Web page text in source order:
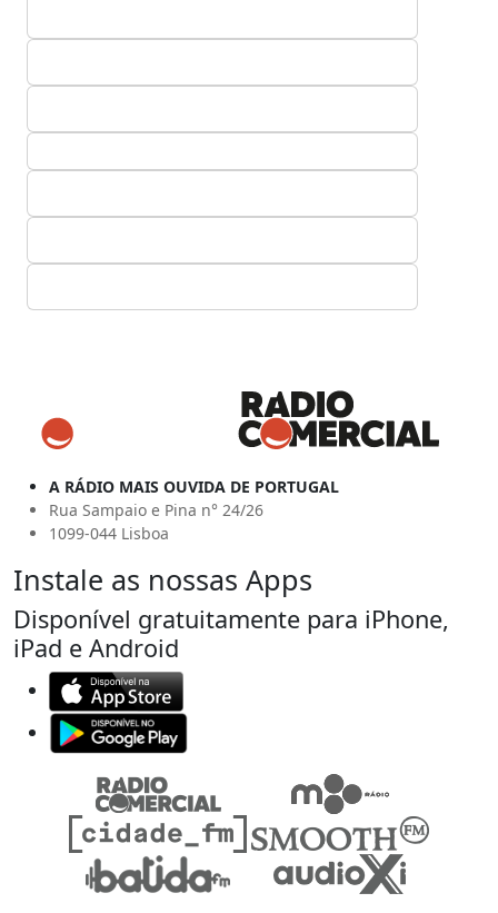
A RÁDIO MAIS OUVIDA DE PORTUGAL
Rua Sampaio e Pina n° 24/26
1099-044 Lisboa
Instale as nossas Apps
Disponível gratuitamente para iPhone,
iPad e Android